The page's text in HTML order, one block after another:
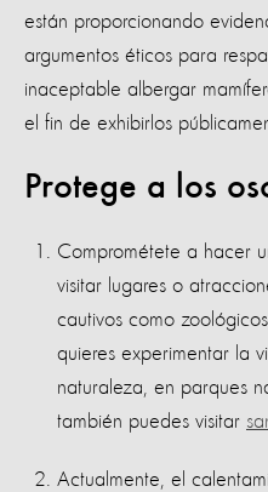
están proporcionando
argumentos éticos para
inaceptable albergar
el fin de exhibirlos
Protege a los
Comprométete a hacer
visitar lugares o
cautivos como
quieres experimentar la
naturaleza, en parques
también puedes visitar
Actualmente, el